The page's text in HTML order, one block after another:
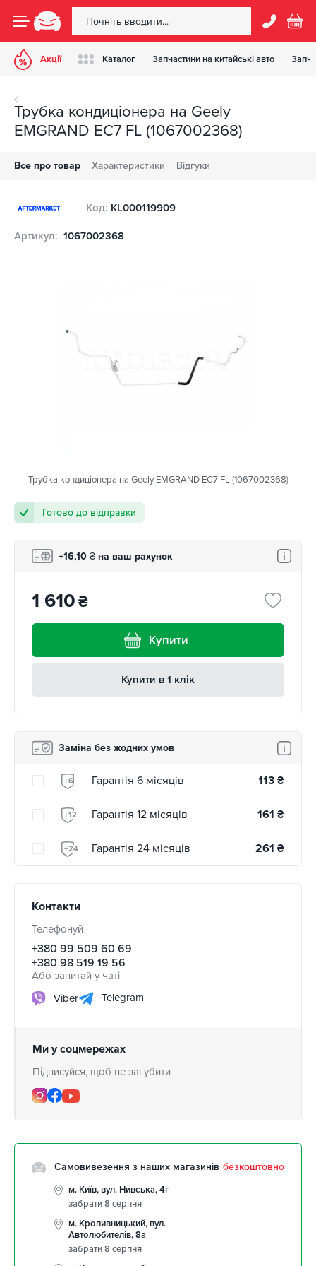
Акції Каталог Запчастини на китайські авто
Трубка кондиціонера на Geely
EMGRAND EC7 FL (1067002368)
Все про товар Характеристики Відгуки
Код: KL000119909
Артикул: 1067002368
Трубка кондиціонера на Geely EMGRAND EC7 FL (1067002368)
Готово до відправки
+16,10 ₴ на ваш рахунок
1 610₴
Купити
Купити в 1 клік
Заміна без жодних умов
+6 Гарантія 6 місяців 113 ₴
+12 Гарантія 12 місяців 161 ₴
+24 Гарантія 24 місяців 261 ₴
Контакти
Телефонуй
+380 99 509 60 69
+380 98 519 19 56
Або запитай у чаті
Viber
Telegram
Ми у соцмережах
Підписуйся, щоб не загубити
Самовивезення з наших магазинів безкоштовно
м. Київ, вул. Нивська, 4г
забрати 8 серпня
м. Кропивницький, вул.
Автолюбителів, 8а
забрати 8 серпня